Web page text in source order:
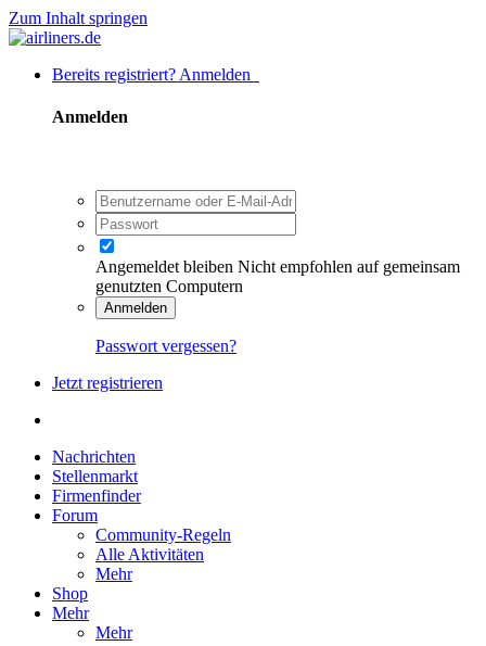
Zum Inhalt springen
Bereits registriert? Anmelden
Anmelden
Angemeldet bleiben Nicht empfohlen auf gemeinsam
genutzten Computern
Anmelden
Passwort vergessen?
Jetzt registrieren
Nachrichten
Stellenmarkt
Firmenfinder
Forum
Community-Regeln
Alle Aktivitäten
Mehr
Shop
Mehr
Mehr